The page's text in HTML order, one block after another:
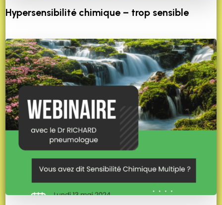
Hypersensibilité chimique – trop sensible